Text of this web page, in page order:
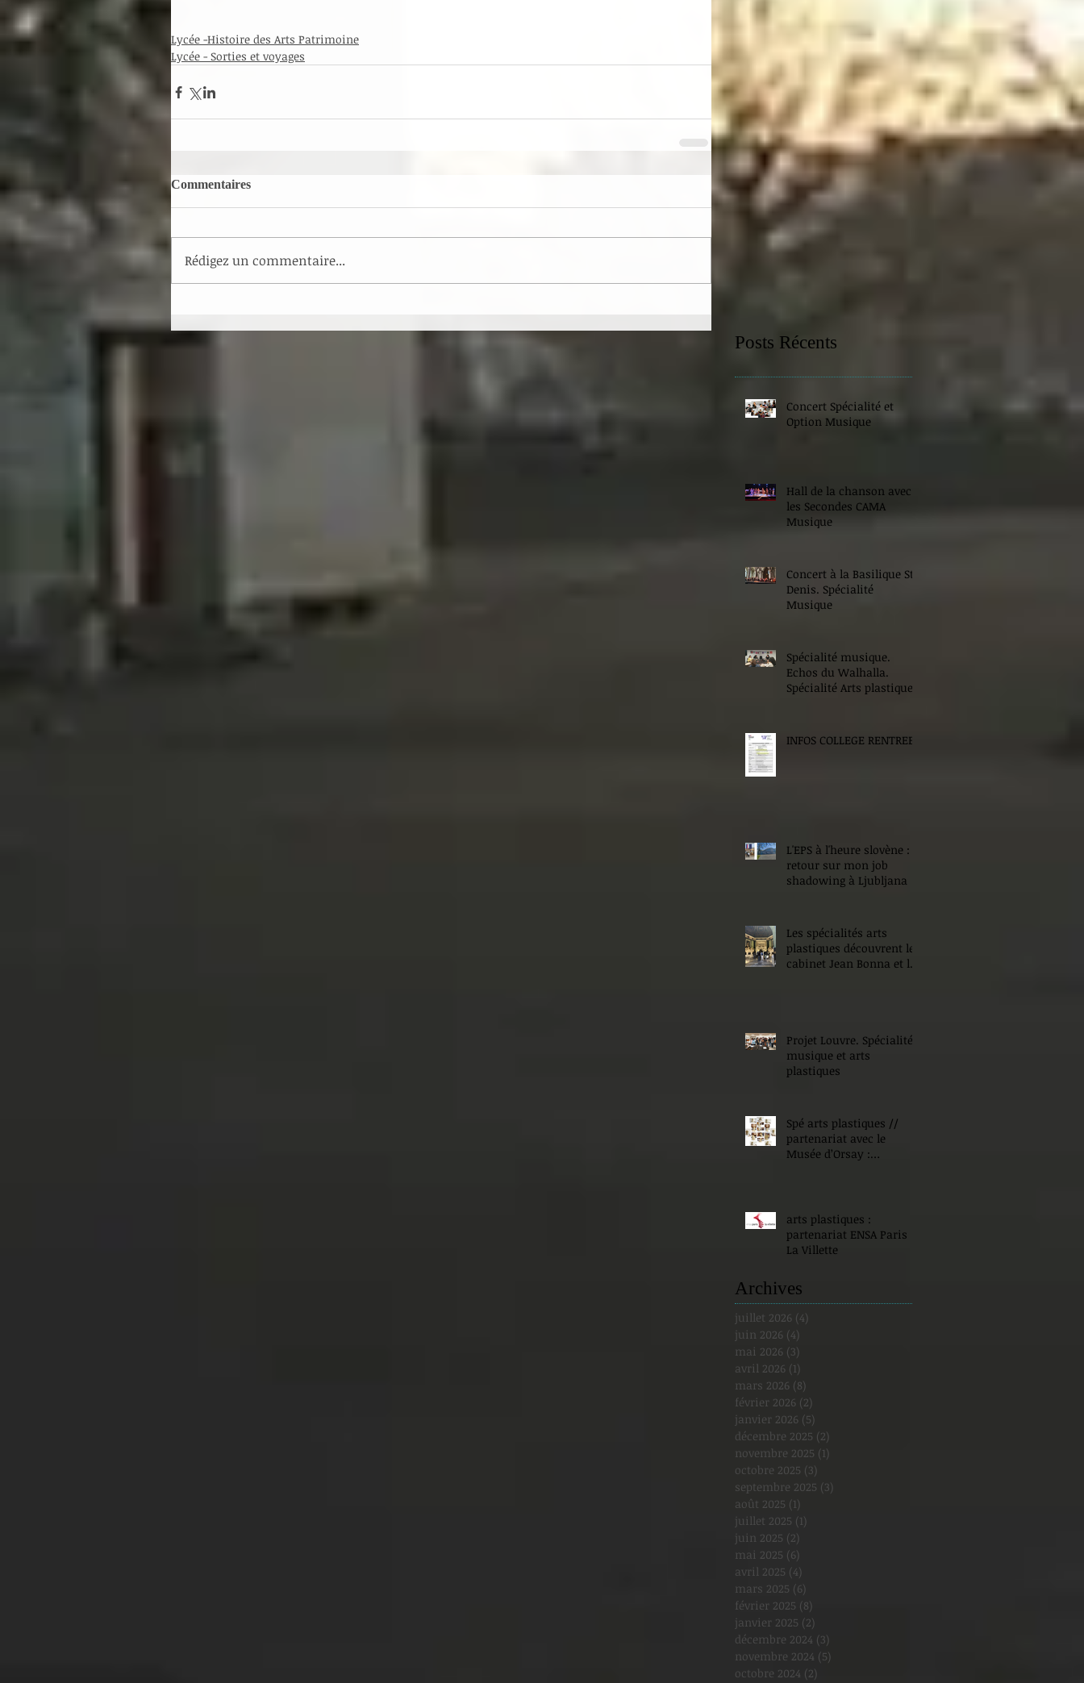
Lycée -Histoire des Arts Patrimoine
Lycée - Sorties et voyages
Commentaires
Rédigez un commentaire...
Posts Récents
Concert Spécialité et
Option Musique
Hall de la chanson avec
les Secondes CAMA
Musique
Concert à la Basilique St
Denis. Spécialité
Musique
Spécialité musique.
Echos du Walhalla.
Spécialité Arts plastiques.
INFOS COLLEGE RENTREE
L'EPS à l'heure slovène :
retour sur mon job
shadowing à Ljubljana
Les spécialités arts
plastiques découvrent le
cabinet Jean Bonna et les
Projet Louvre. Spécialité
musique et arts
plastiques
Spé arts plastiques //
partenariat avec le
Musée d’Orsay :
arts plastiques :
partenariat ENSA Paris
La Villette
Archives
juillet 2026 (4)
juin 2026 (4)
mai 2026 (3)
avril 2026 (1)
mars 2026 (8)
février 2026 (2)
janvier 2026 (5)
décembre 2025 (2)
novembre 2025 (1)
octobre 2025 (3)
septembre 2025 (3)
août 2025 (1)
juillet 2025 (1)
juin 2025 (2)
mai 2025 (6)
avril 2025 (4)
mars 2025 (6)
février 2025 (8)
janvier 2025 (2)
décembre 2024 (3)
novembre 2024 (5)
octobre 2024 (2)